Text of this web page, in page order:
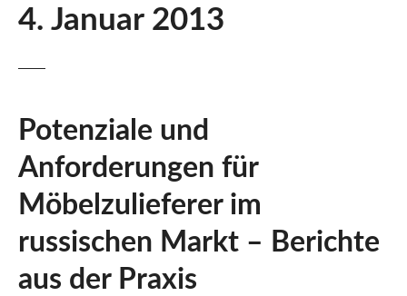
4. Januar 2013
Potenziale und
Anforderungen für
Möbelzulieferer im
russischen Markt – Berichte
aus der Praxis